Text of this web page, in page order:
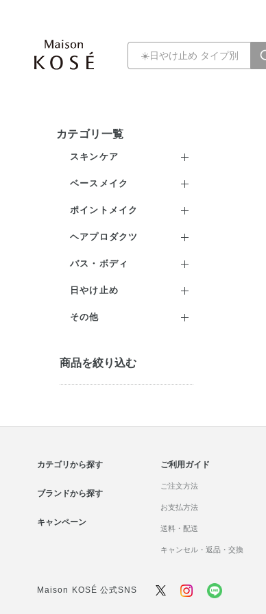
カテゴリ一覧
スキンケア
クレンジング
洗顔料
化粧水
乳液
クリーム
ジェル・美容液
マッサージ
ベースメイク
ファンデーション
化粧下地
フェイスパウダー
コントロールカラー
コンシーラー
ポイントメイク
口紅・リキッドルージュ
アイシャドウ
アイライナー
マスカラ
フェイスカラー
セット商品
ヘアプロダクツ
シャンプー
ヘアパック・コンディショ
トリートメント（アウトバ
ヘアカラー
バス・ボディ
ボディ洗浄料
ハンドケア
ボディケア・制汗料
日やけ止め
日やけ止め
その他
メンズ
商品を絞り込む
カテゴリから探す
ブランドから探す
キャンペーン
ご利用ガイド
ご注文方法
お支払方法
送料・配送
キャンセル・返品・交換
Maison KOSÉ 公式SNS